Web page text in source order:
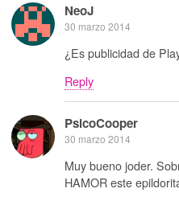
NeoJ
30 marzo 2014
¿Es publicidad de
Reply
PsicoCooper
30 marzo 2014
Muy bueno joder.
HAMOR este